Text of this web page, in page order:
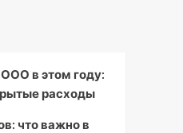
в этом году:
расходы
что важно в